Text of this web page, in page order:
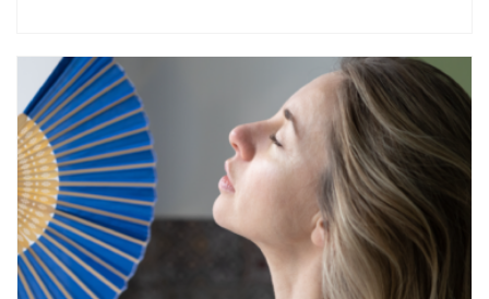
volta durante la gestazione (diabete gestazionale),
mantenere …